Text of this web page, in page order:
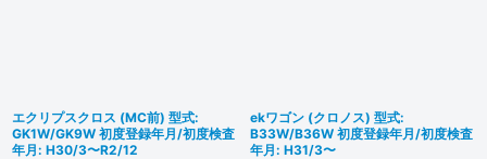
エクリプスクロス (MC前) 型式:
GK1W/GK9W 初度登録年月/初度検査
年月: H30/3〜R2/12
ekワゴン (クロノス) 型式:
B33W/B36W 初度登録年月/初度検査
年月: H31/3〜